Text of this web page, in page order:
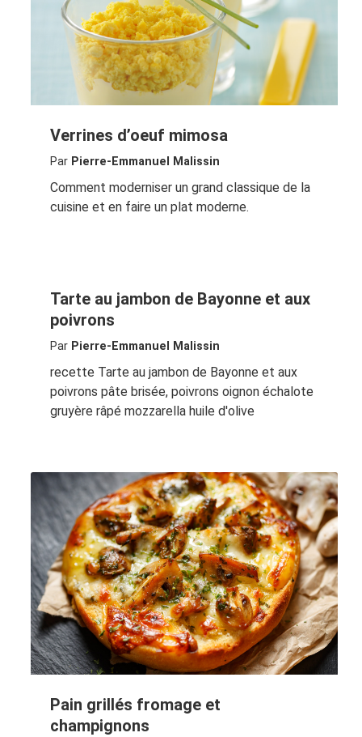
Verrines d’oeuf mimosa
Par Pierre-Emmanuel Malissin
Comment moderniser un grand classique de la
cuisine et en faire un plat moderne.
Tarte au jambon de Bayonne et aux
poivrons
Par Pierre-Emmanuel Malissin
recette Tarte au jambon de Bayonne et aux
poivrons pâte brisée, poivrons oignon échalote
gruyère râpé mozzarella huile d'olive
Pain grillés fromage et
champignons